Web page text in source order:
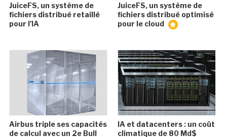
JuiceFS, un système de
fichiers distribué retaillé
pour l'IA
JuiceFS, un système de
fichiers distribué optimisé
pour le cloud
Airbus triple ses capacités
de calcul avec un 2e Bull
IA et datacenters : un coût
climatique de 80 Md$